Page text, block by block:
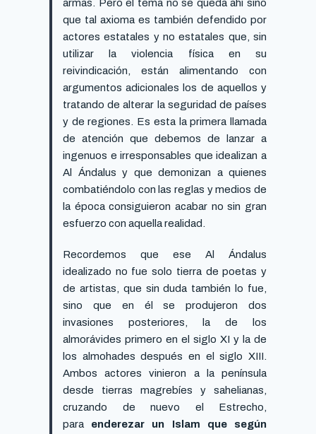
armas. Pero el tema no se queda ahí sino
que tal axioma es también defendido por
actores estatales y no estatales que, sin
utilizar la violencia física en su
reivindicación, están alimentando con
argumentos adicionales los de aquellos y
tratando de alterar la seguridad de países
y de regiones. Es esta la primera llamada
de atención que debemos de lanzar a
ingenuos e irresponsables que idealizan a
Al Ándalus y que demonizan a quienes
combatiéndolo con las reglas y medios de
la época consiguieron acabar no sin gran
esfuerzo con aquella realidad.
Recordemos que ese Al Ándalus
idealizado no fue solo tierra de poetas y
de artistas, que sin duda también lo fue,
sino que en él se produjeron dos
invasiones posteriores, la de los
almorávides primero en el siglo XI y la de
los almohades después en el siglo XIII.
Ambos actores vinieron a la península
desde tierras magrebíes y sahelianas,
cruzando de nuevo el Estrecho,
para enderezar un Islam que según